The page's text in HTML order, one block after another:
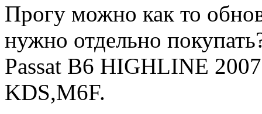
Прогу можно как то
нужно отдельно
Passat B6 HIGHLINE
KDS,M6F.